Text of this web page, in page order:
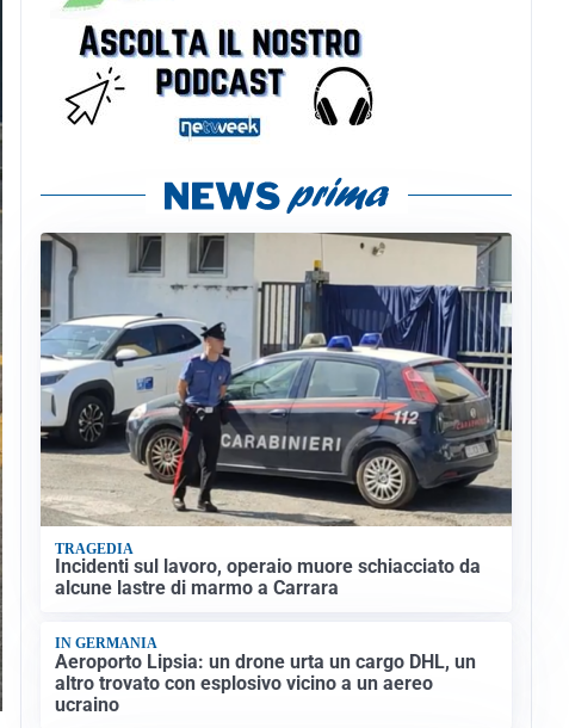
TRAGEDIA
Incidenti sul lavoro, operaio muore schiacciato da
alcune lastre di marmo a Carrara
IN GERMANIA
Aeroporto Lipsia: un drone urta un cargo DHL, un
altro trovato con esplosivo vicino a un aereo
ucraino